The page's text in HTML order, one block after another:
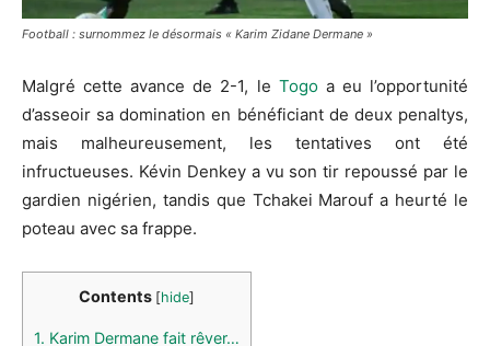
Football : surnommez le désormais « Karim Zidane Dermane »
Malgré cette avance de 2-1, le Togoa eu l’opportunité
d’asseoir sa domination en bénéficiant de deux penaltys,
mais malheureusement, les tentatives ont été
infructueuses. Kévin Denkey a vu son tir repoussé par le
gardien nigérien, tandis que Tchakei Marouf a heurté le
poteau avec sa frappe.
Contents [hide]
1. Karim Dermane fait rêver…